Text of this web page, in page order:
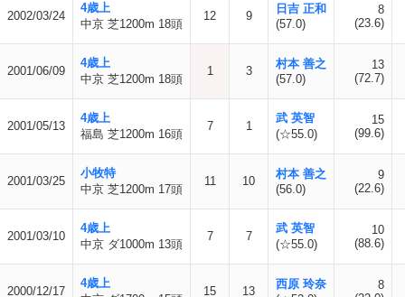
2002/03/24
4歳上
中京 芝1200m 18頭
12 9
日吉 正和
(57.0)
8
(23.6)
2001/06/09
4歳上
中京 芝1200m 18頭
1 3
村本 善之
(57.0)
13
(72.7)
2001/05/13
4歳上
福島 芝1200m 16頭
7 1
武 英智
(☆55.0)
15
(99.6)
2001/03/25
小牧特
中京 芝1200m 17頭
11 10
村本 善之
(56.0)
9
(22.6)
2001/03/10
4歳上
中京 ダ1000m 13頭
7 7
武 英智
(☆55.0)
10
(88.6)
2000/12/17
4歳上
15 13
西原 玲奈
8